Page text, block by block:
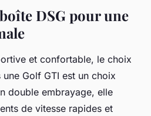
DSG pour une
et confortable, le choix
Golf GTI est un choix
double embrayage, elle
de vitesse rapides et